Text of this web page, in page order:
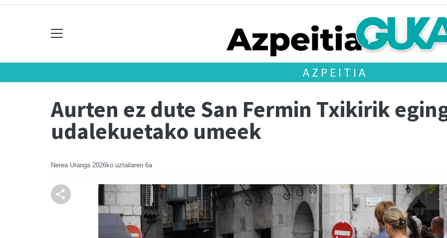
AZPEITIA
Aurten ez dute San Fermin Txikirik
udalekuetako umeek
Nerea Uranga 2026ko uztailaren 6a